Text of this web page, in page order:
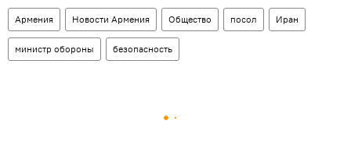
Армения Новости Армения Общество посол Иран
министр обороны безопасность